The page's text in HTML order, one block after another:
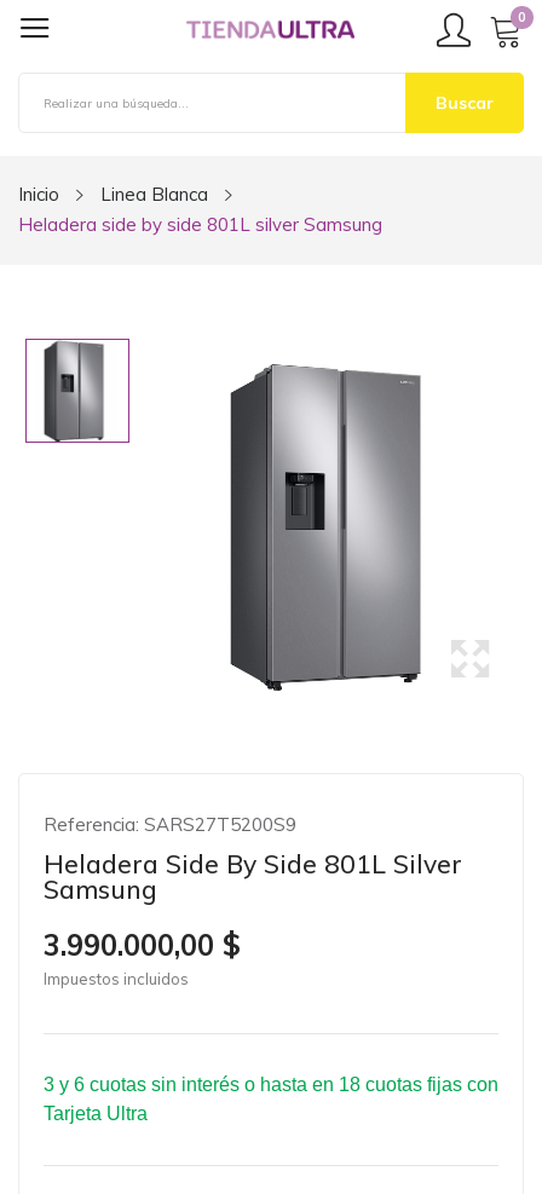
0
Buscar
Inicio
Linea Blanca
Heladera side by side 801L silver Samsung
Referencia: SARS27T5200S9
Heladera Side By Side 801L Silver
Samsung
3.990.000,00 $
Impuestos incluidos
3 y 6 cuotas sin interés o hasta en 18 cuotas fijas con
Tarjeta Ultra